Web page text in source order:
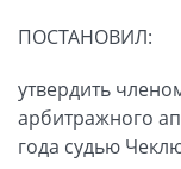
ПОСТАНОВИЛ:
утвердить
арбитражного
года судью